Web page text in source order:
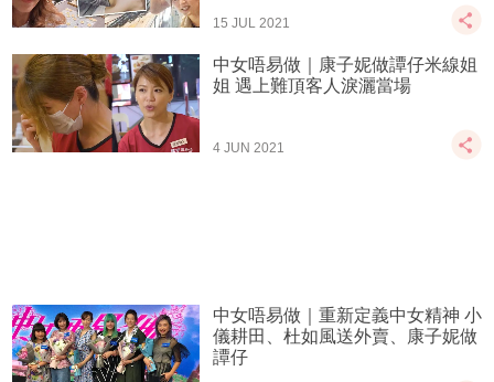
15 JUL 2021
中女唔易做｜康子妮做譚仔米線姐
姐 遇上難頂客人淚灑當場
4 JUN 2021
中女唔易做｜重新定義中女精神 小
儀耕田、杜如風送外賣、康子妮做
譚仔